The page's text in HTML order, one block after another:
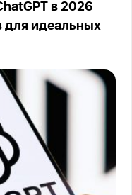
в 2026
для идеальных